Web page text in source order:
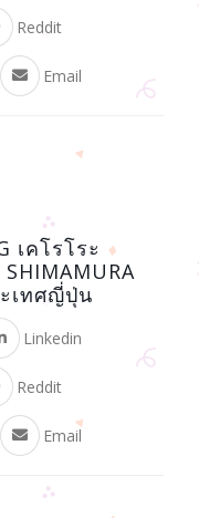
Reddit
Email
เคโรโระ
เทศญี่ปุ่น
Linkedin
Reddit
Email